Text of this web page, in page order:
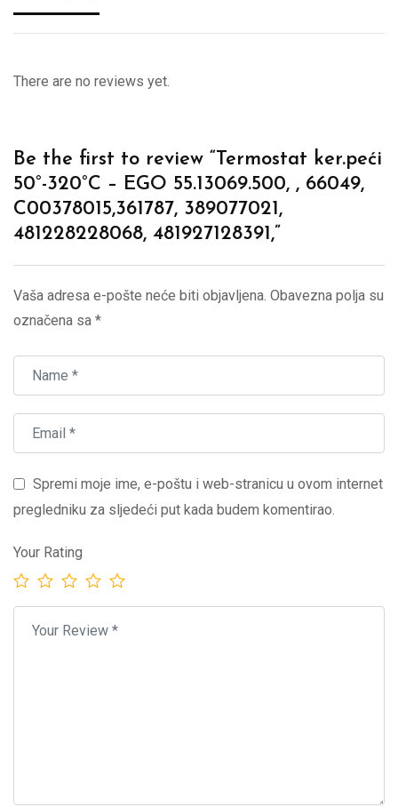
There are no reviews yet.
Be the first to review “Termostat ker.peći
50°-320°C – EGO 55.13069.500, , 66049,
C00378015,361787, 389077021,
481228228068, 481927128391,”
Vaša adresa e-pošte neće biti objavljena. Obavezna polja su
označena sa *
Spremi moje ime, e-poštu i web-stranicu u ovom internet
pregledniku za sljedeći put kada budem komentirao.
Your Rating